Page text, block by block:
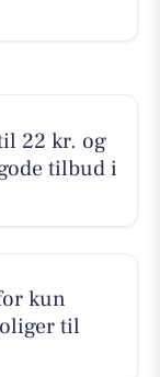
22 kr. og
tilbud i
kun
til